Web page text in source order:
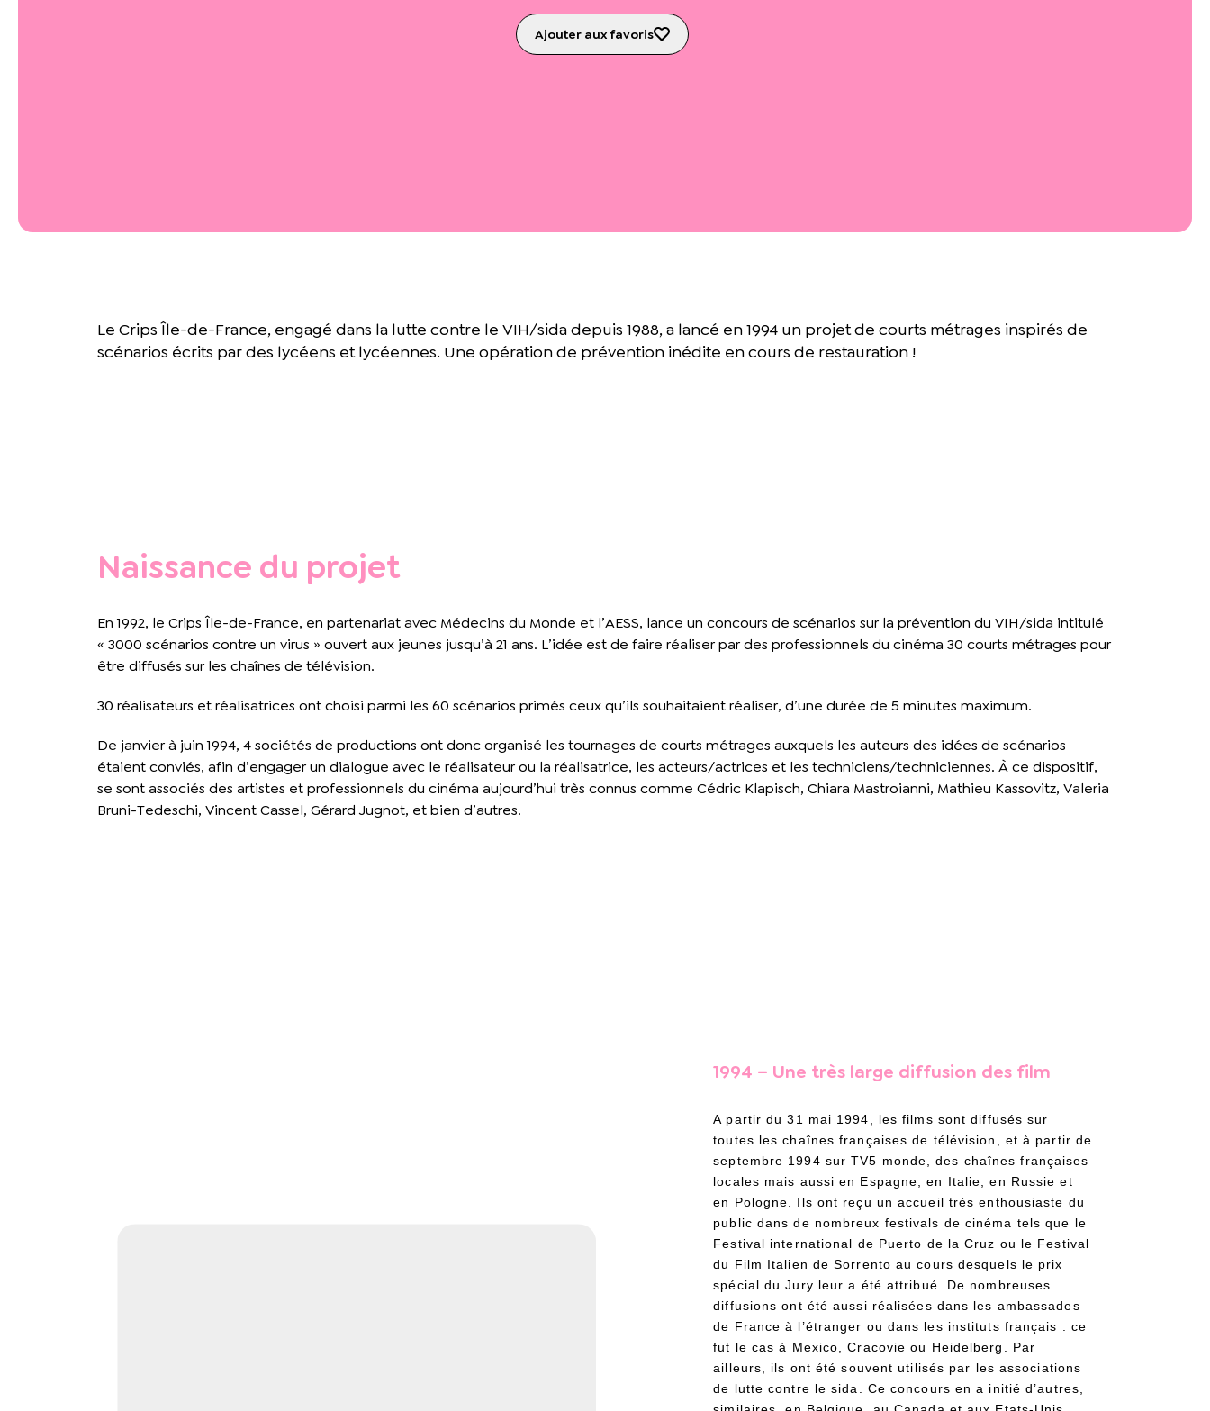
Ajouter aux favoris
Le Crips Île-de-France, engagé dans la lutte contre le VIH/sida depuis 1988, a lancé en 1994 un projet de courts métrages inspirés de
scénarios écrits par des lycéens et lycéennes. Une opération de prévention inédite en cours de restauration !
Naissance du projet
En 1992, le Crips Île-de-France, en partenariat avec Médecins du Monde et l’AESS, lance un concours de scénarios sur la prévention du VIH/sida intitulé
« 3000 scénarios contre un virus » ouvert aux jeunes jusqu’à 21 ans. L’idée est de faire réaliser par des professionnels du cinéma 30 courts métrages pour
être diffusés sur les chaînes de télévision.
30 réalisateurs et réalisatrices ont choisi parmi les 60 scénarios primés ceux qu’ils souhaitaient réaliser, d’une durée de 5 minutes maximum.
De janvier à juin 1994, 4 sociétés de productions ont donc organisé les tournages de courts métrages auxquels les auteurs des idées de scénarios
étaient conviés, afin d’engager un dialogue avec le réalisateur ou la réalisatrice, les acteurs/actrices et les techniciens/techniciennes. À ce dispositif,
se sont associés des artistes et professionnels du cinéma aujourd’hui très connus comme Cédric Klapisch, Chiara Mastroianni, Mathieu Kassovitz, Valeria
Bruni-Tedeschi, Vincent Cassel, Gérard Jugnot, et bien d’autres.
1994 – Une très large diffusion des film
A partir du 31 mai 1994, les films sont diffusés sur
toutes les chaînes françaises de télévision, et à partir de
septembre 1994 sur TV5 monde, des chaînes françaises
locales mais aussi en Espagne, en Italie, en Russie et
en Pologne. Ils ont reçu un accueil très enthousiaste du
public dans de nombreux festivals de cinéma tels que le
Festival international de Puerto de la Cruz ou le Festival
du Film Italien de Sorrento au cours desquels le prix
spécial du Jury leur a été attribué. De nombreuses
diffusions ont été aussi réalisées dans les ambassades
de France à l’étranger ou dans les instituts français : ce
fut le cas à Mexico, Cracovie ou Heidelberg. Par
ailleurs, ils ont été souvent utilisés par les associations
de lutte contre le sida. Ce concours en a initié d’autres,